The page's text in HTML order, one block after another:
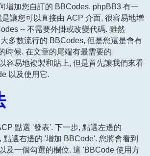
增加您自訂的 BBCodes. phpBB3 有一
讓您可以直接由 ACP 介面, 很容易地增
-- 不需要外掛或改變代碼. 雖然
多數流行的 BBCodes, 但是您還是會有
時候. 在文章的尾端有最需要的
容易地複製和貼上, 但是首先讓我們來看
以及使用它.
點選 '發表'. 下一步, 點選左邊的
點選右邊的 '增加 BBCode'. 您將會看到
及一個勾選的欄位. 這 'BBCode 使用方